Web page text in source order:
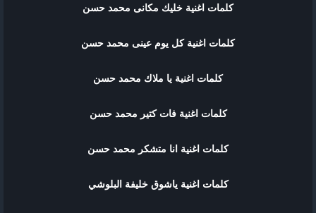
كلمات اغنية خليك مكانى محمد حسن
كلمات اغنية كل يوم عينى محمد حسن
كلمات اغنية يا ملاك محمد حسن
كلمات اغنية فات كتير محمد حسن
كلمات اغنية انا متشكر محمد حسن
كلمات اغنية ياشوق خليفة البلوشي